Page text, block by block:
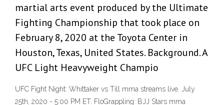
martial arts event produced by the Ultimate
Fighting Championship that took place on
February 8, 2020 at the Toyota Center in
Houston, Texas, United States. Background. A
UFC Light Heavyweight Champio
UFC Fight Night: Whittaker vs Till mma streams live. July
25th, 2020 - 5:00 PM ET. FloGrappling: BJJ Stars mma